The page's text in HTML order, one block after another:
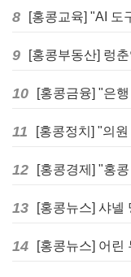
8
9
10
11
12
13
14